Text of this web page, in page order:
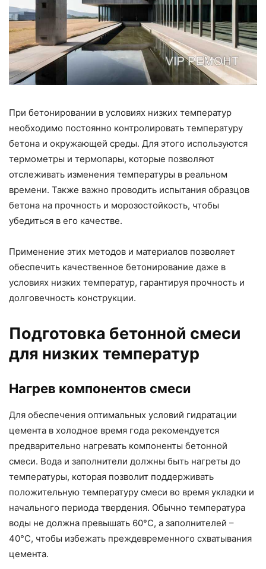
При бетонировании в условиях низких температур
необходимо постоянно контролировать температуру
бетона и окружающей среды. Для этого используются
термометры и термопары, которые позволяют
отслеживать изменения температуры в реальном
времени. Также важно проводить испытания образцов
бетона на прочность и морозостойкость, чтобы
убедиться в его качестве.
Применение этих методов и материалов позволяет
обеспечить качественное бетонирование даже в
условиях низких температур, гарантируя прочность и
долговечность конструкции.
Подготовка бетонной смеси
для низких температур
Нагрев компонентов смеси
Для обеспечения оптимальных условий гидратации
цемента в холодное время года рекомендуется
предварительно нагревать компоненты бетонной
смеси. Вода и заполнители должны быть нагреты до
температуры, которая позволит поддерживать
положительную температуру смеси во время укладки и
начального периода твердения. Обычно температура
воды не должна превышать 60°C, а заполнителей –
40°C, чтобы избежать преждевременного схватывания
цемента.